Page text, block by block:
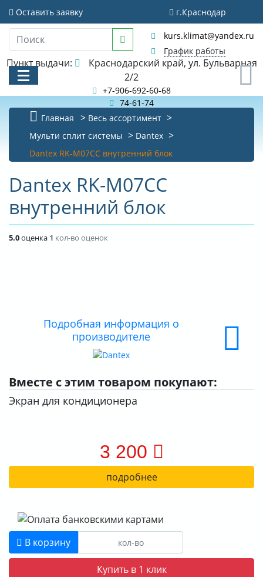
Оставить заявку г.Краснодар
kurs.klimat@yandex.ru
График работы
Пункт выдачи:
2/2
+7-906-692-60-68
74-61-74
КАТАЛОГ
АКЦИИ И РАСПРОДАЖИ
БИБЛИОТЕКА
НОВОСТИ
Главная
Весь ассортимент
Мульти сплит системы
Dantex
Dantex RK-M07CC внутренний блок
Dantex RK-M07CC
внутренний блок
5.0оценка 1 кол-во оценок
Подробная информация о
производителе
Вместе с этим товаром покупают:
Экран для кондиционера
3 200
подробнее
В корзину
Купить в 1 клик